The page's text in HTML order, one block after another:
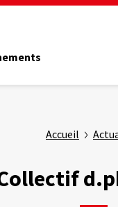
Accueil